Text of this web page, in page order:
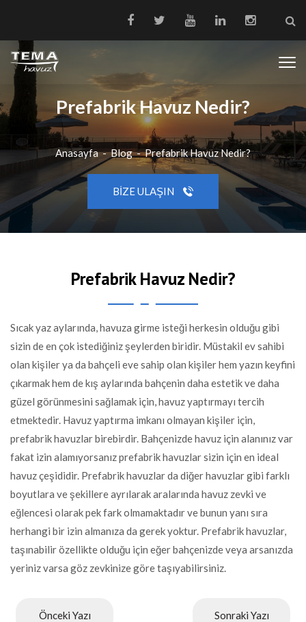
Prefabrik Havuz Nedir?
Anasayfa - Blog - Prefabrik Havuz Nedir?
BIZE ULAŞIN
Prefabrik Havuz Nedir?
Sıcak yaz aylarında, havuza girme isteği herkesin olduğu gibi
sizin de en çok istediğiniz şeylerden biridir. Müstakil ev sahibi
olan kişiler ya da bahçeli eve sahip olan kişiler hem yazın keyfini
çıkarmak hem de kış aylarında bahçenin daha estetik ve daha
güzel görünmesini sağlamak için, havuz yaptırmayı tercih
etmektedir. Havuz yaptırma imkanı olmayan kişiler için,
prefabrik havuzlar birebirdir. Bahçenizde havuz için alanınız var
fakat izin alamıyorsanız prefabrik havuzlar sizin için en ideal
havuz çeşididir. Prefabrik havuzlar da diğer havuzlar gibi farklı
boyutlara ve şekillere ayrılarak aralarında havuz zevki ve
eğlencesi olarak pek fark olmamaktadır ve bunun yanı sıra
herhangi bir izin almanıza da gerek yoktur. Prefabrik havuzlar,
taşınabilir özellikte olduğu için eğer bahçenizde veya arsanızda
yeriniz varsa göz zevkinize göre taşıyabilirsiniz.
Önceki Yazı Sonraki Yazı